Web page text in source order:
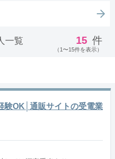
一覧 15 件
（1〜15件を表示）
験OK│通販サイトの受電業